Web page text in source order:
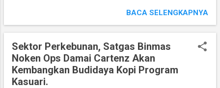
tanggal 14 Maret 2017 silam, di Jakarta.
Dalam hal itu, PMM menyambut baik inisiatif
Gelanggang Olahraga Universitas Trisakti,
Jakarta, Selasa (29/3/2022). Kegiatan
akselerasi vaksinasi tersebut juga
diselenggarakan secara serentak di 5.225
titik pada 34 Provinsi seluruh Indonesia.
Adapun, jumlah target vaksinasi secara
BACA SELENGKAPNYA
Sektor Perkebunan, Satgas Binmas
Noken Ops Damai Cartenz Akan
Kembangkan Budidaya Kopi Program
Kasuari.